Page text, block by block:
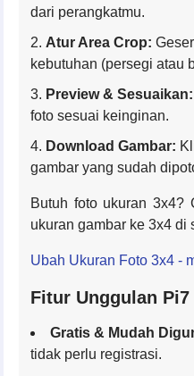
dari perangkatmu.
Atur Area Crop:
kebutuhan (persegi atau
Preview & Sesuaikan:
foto sesuai keinginan.
Download Gambar:
gambar yang sudah
Butuh foto ukuran 3x4?
ukuran gambar ke 3x4 di
Ubah Ukuran Foto 3x4 -
Fitur Unggulan Pi7
Gratis & Mudah
tidak perlu registrasi.